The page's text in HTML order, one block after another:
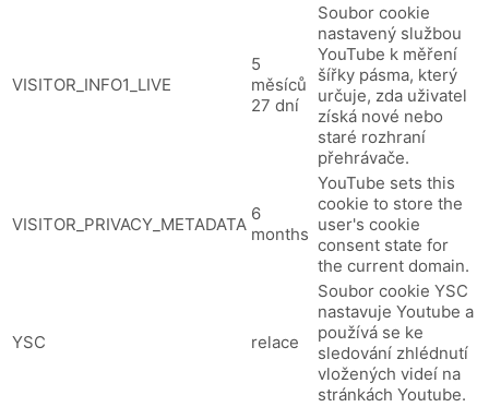
VISITOR_INFO1_LIVE
5
měsíců
27 dní
Soubor cookie
nastavený službou
YouTube k měření
šířky pásma, který
určuje, zda uživatel
získá nové nebo
staré rozhraní
přehrávače.
VISITOR_PRIVACY_METADATA
6
months
YouTube sets this
cookie to store the
user's cookie
consent state for
the current domain.
YSC relace
Soubor cookie YSC
nastavuje Youtube a
používá se ke
sledování zhlédnutí
vložených videí na
stránkách Youtube.